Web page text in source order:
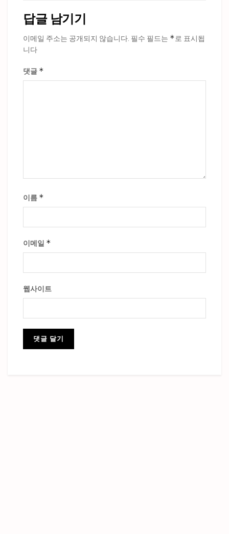
답글 남기기
이메일 주소는 공개되지 않습니다. 필수 필드는 *로 표시됩
니다
댓글 *
이름 *
이메일 *
웹사이트